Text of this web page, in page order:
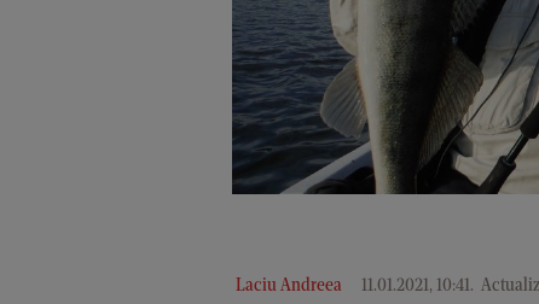
Laciu Andreea 11.01.2021, 10:41.